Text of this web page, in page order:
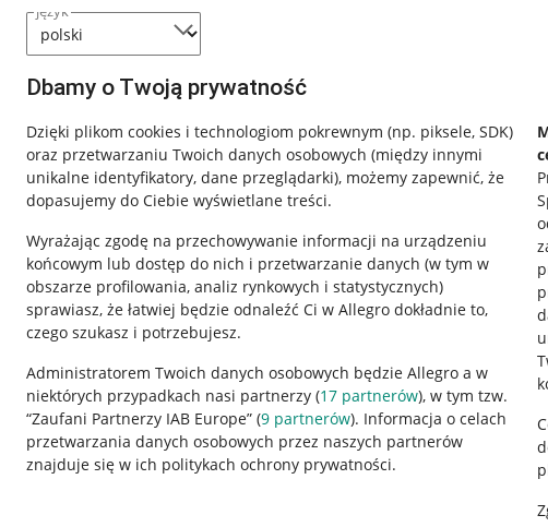
język
Dbamy o Twoją prywatność
Dzięki plikom cookies i technologiom pokrewnym (np. piksele, SDK)
oraz przetwarzaniu Twoich danych osobowych (między innymi
unikalne identyfikatory, dane przeglądarki), możemy zapewnić, że
dopasujemy do Ciebie wyświetlane treści.
Wyrażając zgodę na przechowywanie informacji na urządzeniu
końcowym lub dostęp do nich i przetwarzanie danych (w tym w
obszarze profilowania, analiz rynkowych i statystycznych)
sprawiasz, że łatwiej będzie odnaleźć Ci w Allegro dokładnie to,
czego szukasz i potrzebujesz.
Administratorem Twoich danych osobowych będzie Allegro a w
niektórych przypadkach nasi partnerzy (17 partnerów), w tym tzw.
“Zaufani Partnerzy IAB Europe” (9 partnerów). Informacja o celach
przetwarzania danych osobowych przez naszych partnerów
znajduje się w ich politykach ochrony prywatności.
Przydatne informacje
Jak to działa
Napisz do nas
Allegro Gadane dla sprzedających
Regulamin
Polityka plików
Ustawienia plików
Udostępnianie